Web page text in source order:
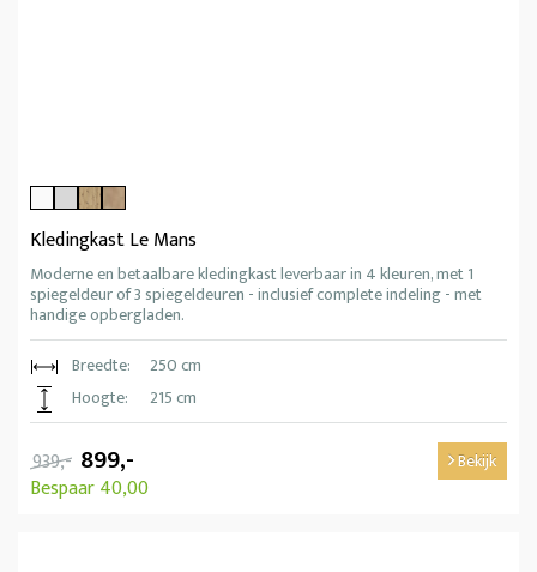
Kledingkast Le Mans
Moderne en betaalbare kledingkast leverbaar in 4 kleuren, met 1
spiegeldeur of 3 spiegeldeuren - inclusief complete indeling - met
handige opbergladen.
Breedte:
250 cm
Hoogte:
215 cm
939,- 899,-
Bespaar 40,00
Bekijk